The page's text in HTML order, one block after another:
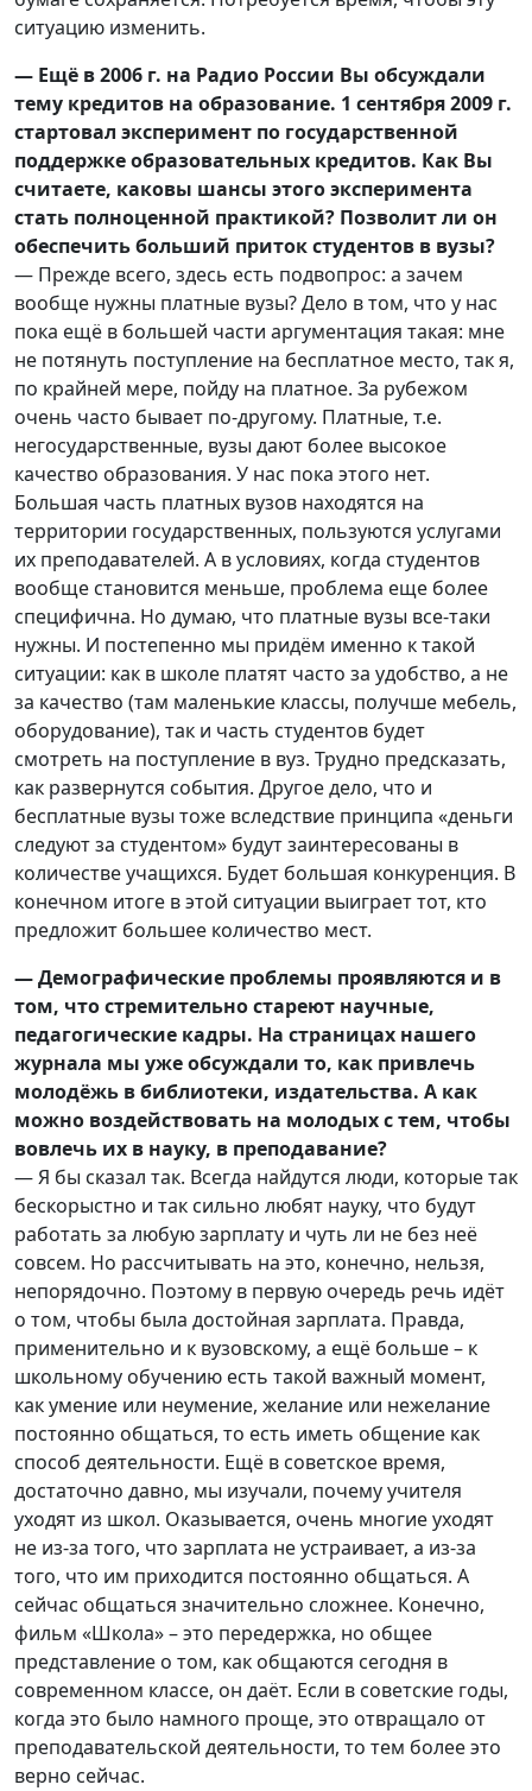
ситуацию изменить.
— Ещё в 2006 г. на Радио России Вы обсуждали
тему кредитов на образование. 1 сентября 2009 г.
стартовал эксперимент по государственной
поддержке образовательных кредитов. Как Вы
считаете, каковы шансы этого эксперимента
стать полноценной практикой? Позволит ли он
обеспечить больший приток студентов в вузы?
— Прежде всего, здесь есть подвопрос: а зачем
вообще нужны платные вузы? Дело в том, что у нас
пока ещё в большей части аргументация такая: мне
не потянуть поступление на бесплатное место, так я,
по крайней мере, пойду на платное. За рубежом
очень часто бывает по-другому. Платные, т.е.
негосударственные, вузы дают более высокое
качество образования. У нас пока этого нет.
Большая часть платных вузов находятся на
территории государственных, пользуются услугами
их преподавателей. А в условиях, когда студентов
вообще становится меньше, проблема еще более
специфична. Но думаю, что платные вузы все-таки
нужны. И постепенно мы придём именно к такой
ситуации: как в школе платят часто за удобство, а не
за качество (там маленькие классы, получше мебель,
оборудование), так и часть студентов будет
смотреть на поступление в вуз. Трудно предсказать,
как развернутся события. Другое дело, что и
бесплатные вузы тоже вследствие принципа «деньги
следуют за студентом» будут заинтересованы в
количестве учащихся. Будет большая конкуренция. В
конечном итоге в этой ситуации выиграет тот, кто
предложит большее количество мест.
— Демографические проблемы проявляются и в
том, что стремительно стареют научные,
педагогические кадры. На страницах нашего
журнала мы уже обсуждали то, как привлечь
молодёжь в библиотеки, издательства. А как
можно воздействовать на молодых с тем, чтобы
вовлечь их в науку, в преподавание?
— Я бы сказал так. Всегда найдутся люди, которые так
бескорыстно и так сильно любят науку, что будут
работать за любую зарплату и чуть ли не без неё
совсем. Но рассчитывать на это, конечно, нельзя,
непорядочно. Поэтому в первую очередь речь идёт
о том, чтобы была достойная зарплата. Правда,
применительно и к вузовскому, а ещё больше – к
школьному обучению есть такой важный момент,
как умение или неумение, желание или нежелание
постоянно общаться, то есть иметь общение как
способ деятельности. Ещё в советское время,
достаточно давно, мы изучали, почему учителя
уходят из школ. Оказывается, очень многие уходят
не из-за того, что зарплата не устраивает, а из-за
того, что им приходится постоянно общаться. А
сейчас общаться значительно сложнее. Конечно,
фильм «Школа» – это передержка, но общее
представление о том, как общаются сегодня в
современном классе, он даёт. Если в советские годы,
когда это было намного проще, это отвращало от
преподавательской деятельности, то тем более это
верно сейчас.